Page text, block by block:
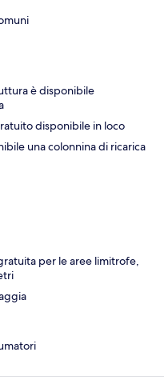
è disponibile
disponibile in loco
una colonnina di ricarica
per le aree limitrofe,